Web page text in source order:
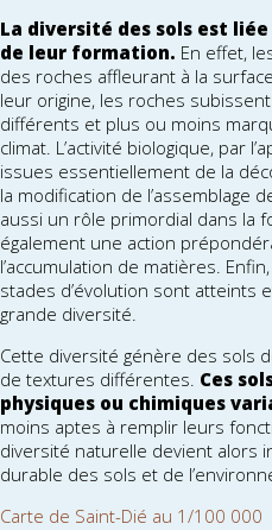
La diversité des sols est
de leur formation. En effet,
des roches affleurant à la
leur origine, les roches
différents et plus ou moins
climat. L’activité biologique, par
issues essentiellement de la
la modification de l’assemblage
aussi un rôle primordial dans la
également une action
l’accumulation de matières.
stades d’évolution sont atteints
grande diversité.
Cette diversité génère des sols
de textures différentes. Ces
physiques ou chimiques
moins aptes à remplir leurs
diversité naturelle devient alors
durable des sols et de
Carte de Saint-Dié au 1/100 000